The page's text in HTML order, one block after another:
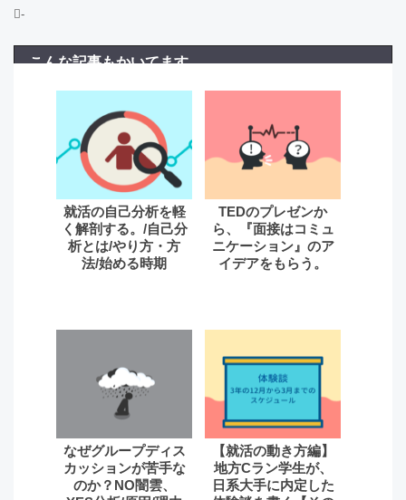
-
こんな記事もかいてます
就活の自己分析を軽
く解剖する。/自己分
析とは/やり方・方
法/始める時期
TEDのプレゼンか
ら、『面接はコミュ
ニケーション』のア
イデアをもらう。
なぜグループディス
カッションが苦手な
のか？NO闇雲、
【就活の動き方編】
地方Cラン学生が、
日系大手に内定した